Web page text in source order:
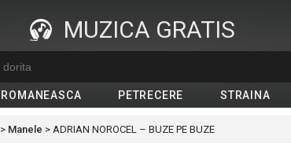
MUZICA GRATIS
ROMANEASCA PETRECERE STRAINA
> Manele > ADRIAN NOROCEL – BUZE PE BUZE